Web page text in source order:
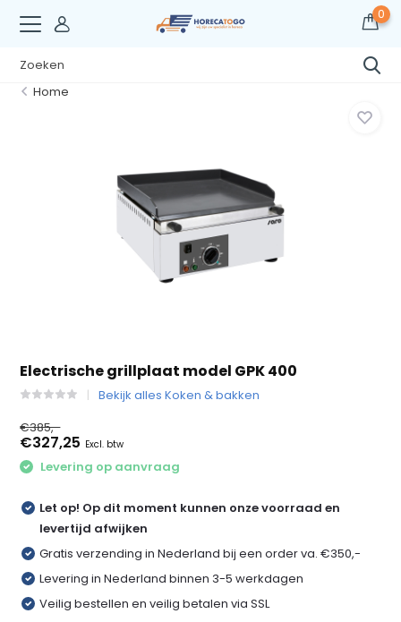
0
Home
Electrische grillplaat model GPK 400
Bekijk alles Koken & bakken
€385,-
€327,25 Excl. btw
Levering op aanvraag
Let op! Op dit moment kunnen onze voorraad en
levertijd afwijken
Gratis verzending in Nederland bij een order va. €350,-
Levering in Nederland binnen 3-5 werkdagen
Veilig bestellen en veilig betalen via SSL